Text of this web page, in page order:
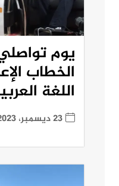
يوم
الخطاب
اللغة
23 ديسمبر، 2023